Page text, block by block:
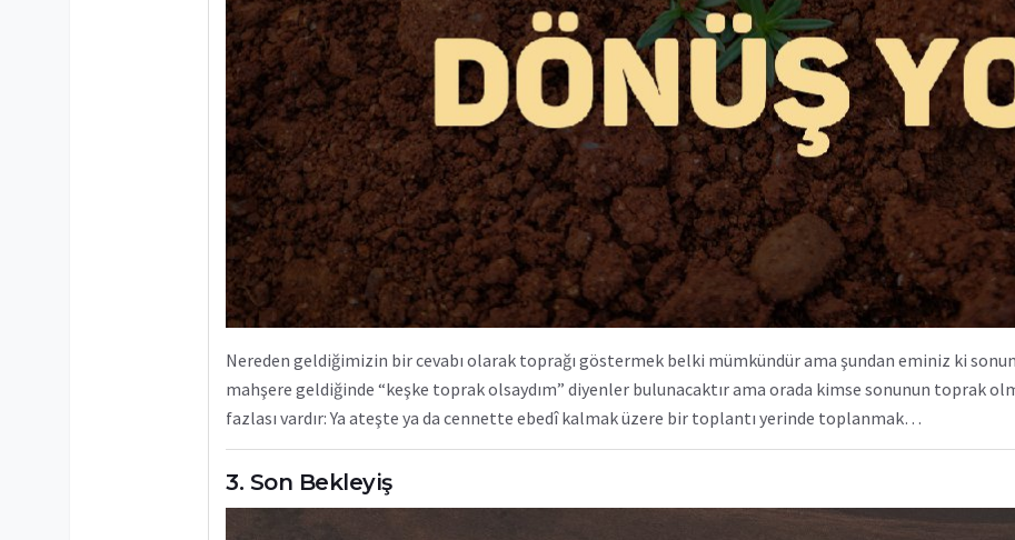
Nereden geldiğimizin bir cevabı olarak toprağı göstermek belki mümkündür ama şundan eminiz ki
mahşere geldiğinde “keşke toprak olsaydım” diyenler bulunacaktır ama orada kimse sonunun toprak
fazlası vardır: Ya ateşte ya da cennette ebedî kalmak üzere bir toplantı yerinde toplanmak…
Son Bekleyiş